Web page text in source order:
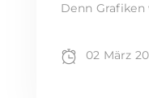
Denn
02 März